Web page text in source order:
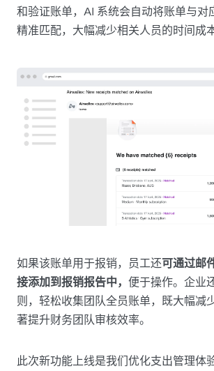
和验证账单，AI 系统会自动将账单与对
精准匹配，大幅减少相关人员的时间成本
如果该账单用于报销，员工还可通过邮
接添加到报销报告中， 便于操作。企业
则，轻松收集团队全员账单，既大幅减
著提升财务团队审核效率。
此次新功能上线是我们优化支出管理体